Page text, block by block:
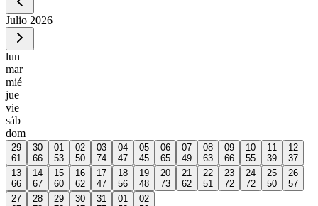
Julio 2026
lun
mar
mié
jue
vie
sáb
dom
29
61
30
66
01
53
02
50
03
74
04
47
05
45
06
65
07
49
08
63
09
66
10
55
11
39
12
37
13
66
14
67
15
60
16
62
17
47
18
56
19
48
20
73
21
62
22
51
23
72
24
72
25
50
26
57
27
28
29
30
31
01
02